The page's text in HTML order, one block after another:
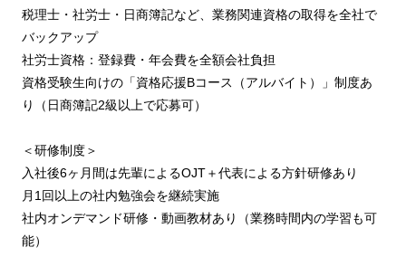
税理士・社労士・日商簿記など、業務関連資格の取得を全社で
バックアップ
社労士資格：登録費・年会費を全額会社負担
資格受験生向けの「資格応援Bコース（アルバイト）」制度あ
り（日商簿記2級以上で応募可）
＜研修制度＞
入社後6ヶ月間は先輩によるOJT＋代表による方針研修あり
月1回以上の社内勉強会を継続実施
社内オンデマンド研修・動画教材あり（業務時間内の学習も可
能）